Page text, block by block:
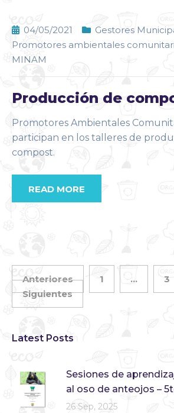
04/05/2021
Gestores
Promotores ambientales
MINAM
Producción de
Promotores Ambientales
participan en los talleres de
compost.
READ MORE
Anteriores 1 … 3
Siguientes
Latest Posts
Sesiones de
al oso de anteojos –
26 Sep, 2025